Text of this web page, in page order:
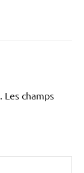
Les champs